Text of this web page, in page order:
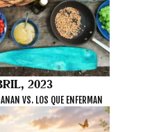
2023
VS. LOS QUE ENFERMAN